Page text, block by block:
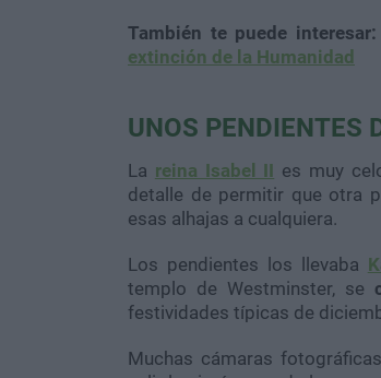
También te puede interesar:
extinción de la Humanidad
UNOS PENDIENTES
La reina Isabel II es muy
detalle de permitir que otra
esas alhajas a cualquiera.
Los pendientes los llevaba
templo de Westminster, se
festividades típicas de
Muchas cámaras